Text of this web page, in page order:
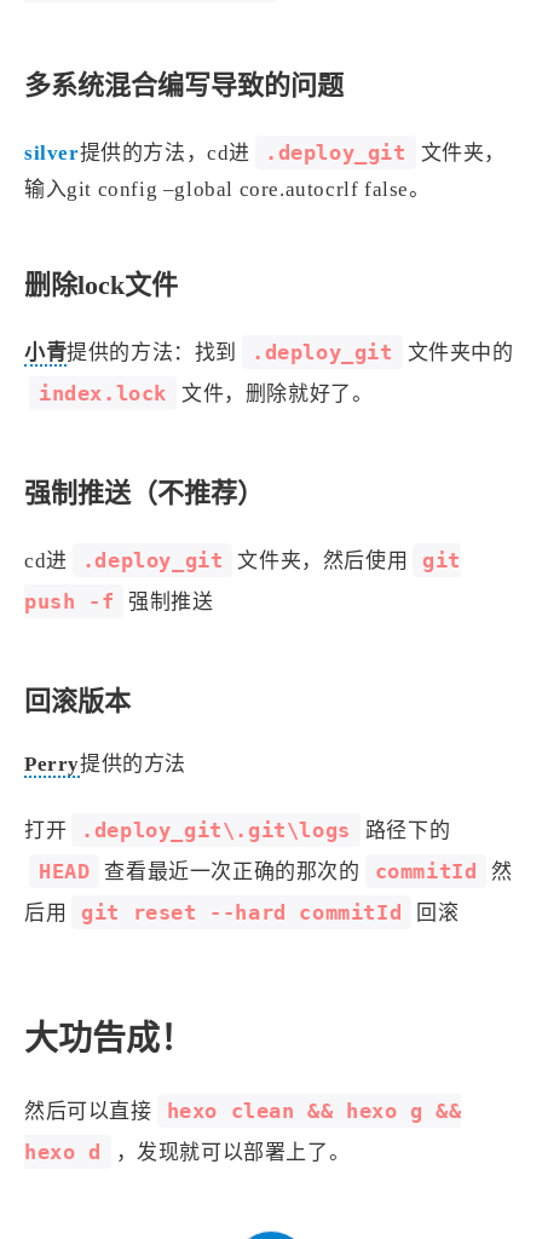
多系统混合编写导致的问题
silver提供的方法，cd进 .deploy_git
文件夹，
输入git config –global core.autocrlf false。
删除lock文件
小青提供的方法：找到 .deploy_git 文件夹中的
index.lock 文件，删除就好了。
强制推送（不推荐）
cd进 .deploy_git 文件夹，然后使用
git
push -f
强制推送
回滚版本
Perry提供的方法
打开 .deploy_git\.git\logs 路径下的
HEAD 查看最近一次正确的那次的 commitId
然
后用
git reset --hard commitId 回滚
大功告成！
然后可以直接
hexo clean && hexo g &&
hexo d
，发现就可以部署上了。